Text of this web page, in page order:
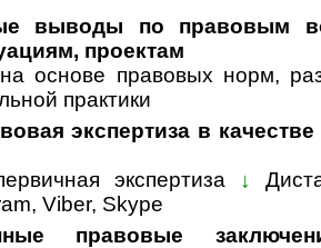
выводы по правовым
проектам
основе правовых норм,
прак­тики
экспертиза в
экспертиза ↓
Viber, Skype
правовые